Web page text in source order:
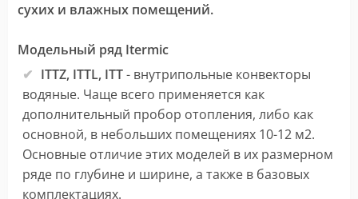
сухих и влажных помещений.
Модельный ряд Itermic
ITTZ, ITTL, ITT- внутрипольные конвекторы
водяные. Чаще всего применяется как
дополнительный пробор отопления, либо как
основной, в небольших помещениях 10-12 м2.
Основные отличие этих моделей в их размерном
ряде по глубине и ширине, а также в базовых
комплектациях.